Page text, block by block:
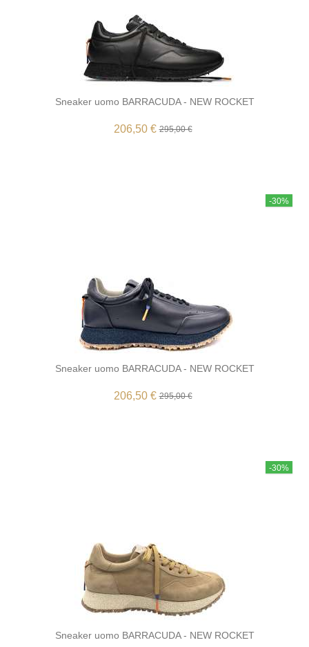
Sneaker uomo BARRACUDA - NEW ROCKET
206,50 €295,00 €
-30%
Sneaker uomo BARRACUDA - NEW ROCKET
206,50 €295,00 €
-30%
Sneaker uomo BARRACUDA - NEW ROCKET